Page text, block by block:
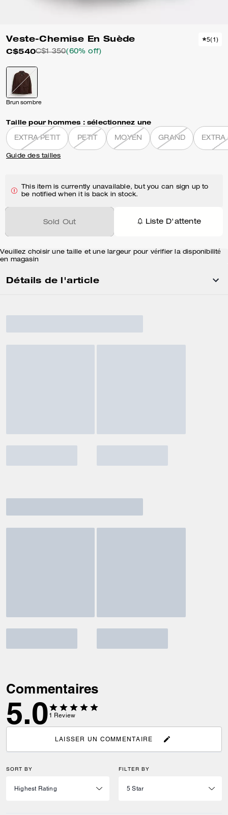
Veste-Chemise En Suède
C$540C$1 350(60% off)
5(1)
Brun sombre
Taille pour hommes : sélectionnez une
EXTRA PETIT PETIT MOYEN GRAND EXTRA
Guide des tailles
This item is currently unavailable, but you can sign up to
be notified when it is back in stock.
Sold Out Liste D'attente
Veuillez choisir une taille et une largeur pour vérifier la disponibilité
en magasin
Détails de l'article
Commentaires
5.0 1 Review
LAISSER UN COMMENTAIRE
SORT BY FILTER BY